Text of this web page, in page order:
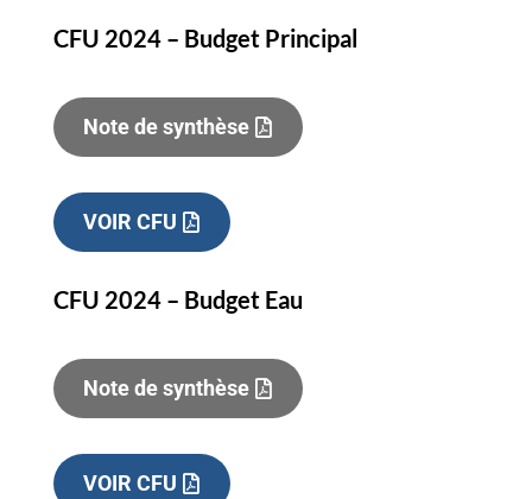
CFU 2024 – Budget Principal
Note de synthèse
VOIR CFU
CFU 2024 – Budget Eau
Note de synthèse
VOIR CFU